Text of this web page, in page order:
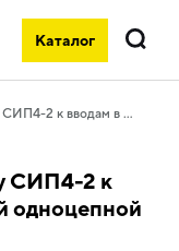
Каталог
Поиск
Ответвление в одну сторону СИП4-2 к вводам в здание от анкерной одноцепной деревянной опоры IEK
СИП4-2 к
одноцепной